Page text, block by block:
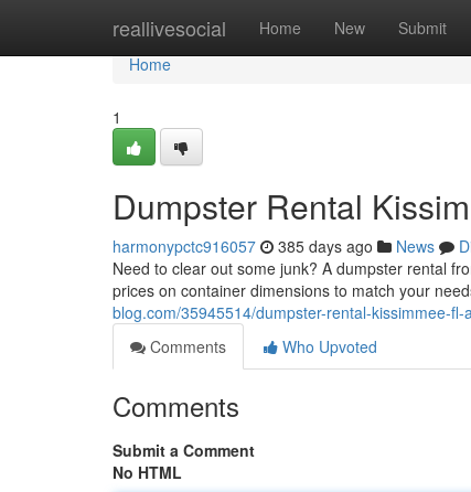
reallivesocial Home New Submit
Home
Home
1
Dumpster Rental
harmonypctc916057 385 days ago News
Need to clear out some junk? A dumpster rental
prices on container dimensions to match your
blog.com/35945514/dumpster-rental-kissimmee-fl-
Comments
Who Upvoted
Comments
Submit a Comment
No HTML